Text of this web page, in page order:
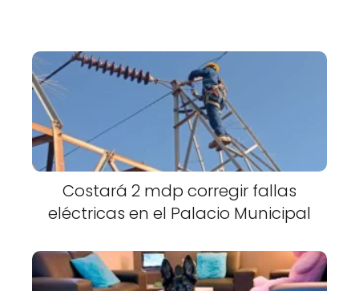
Costará 2 mdp corregir fallas
eléctricas en el Palacio Municipal